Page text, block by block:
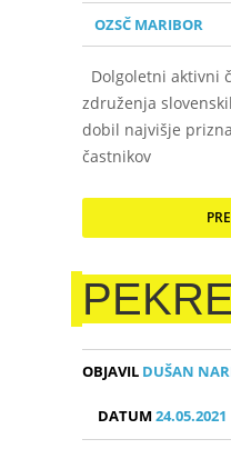
OZSČ MARIBOR
Dolgoletni aktivni
združenja
dobil najvišje
častnikov
OBJAVIL DUŠAN
DATUM24.05.2021